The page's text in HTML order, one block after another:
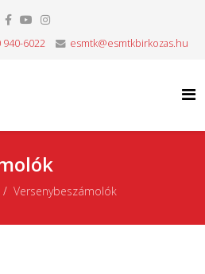
940-6022 esmtk@esmtkbirkozas.hu
Versenybeszámolók